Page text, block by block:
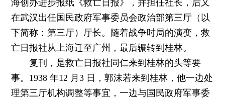
海创办进步报纸《救亡日报》，并担任社长，后又
在武汉出任国民政府军事委员会政治部第三厅（以
下简称：第三厅）厅长。随着战争时局的演变，救
亡日报社从上海迁至广州，最后辗转到桂林。
复刊，是救亡日报社同仁来到桂林的头等要
事。1938 年12 月3 日，郭沫若来到桂林，他一边处
理第三厅机构调整等事宜，一边与国民政府军事委